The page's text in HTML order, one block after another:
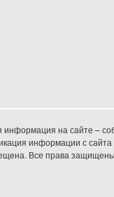
информация на сайте –
информации с
Все права